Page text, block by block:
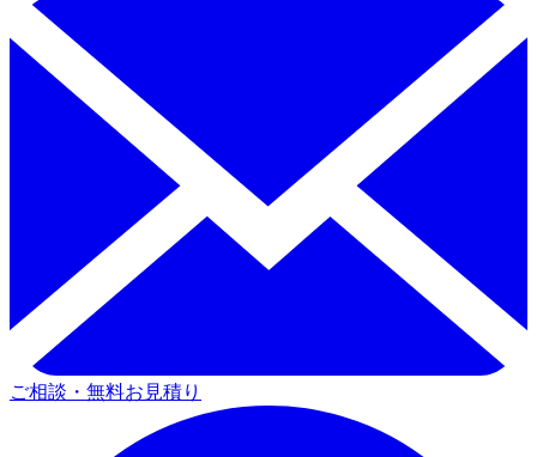
ご相談・無料お見積り